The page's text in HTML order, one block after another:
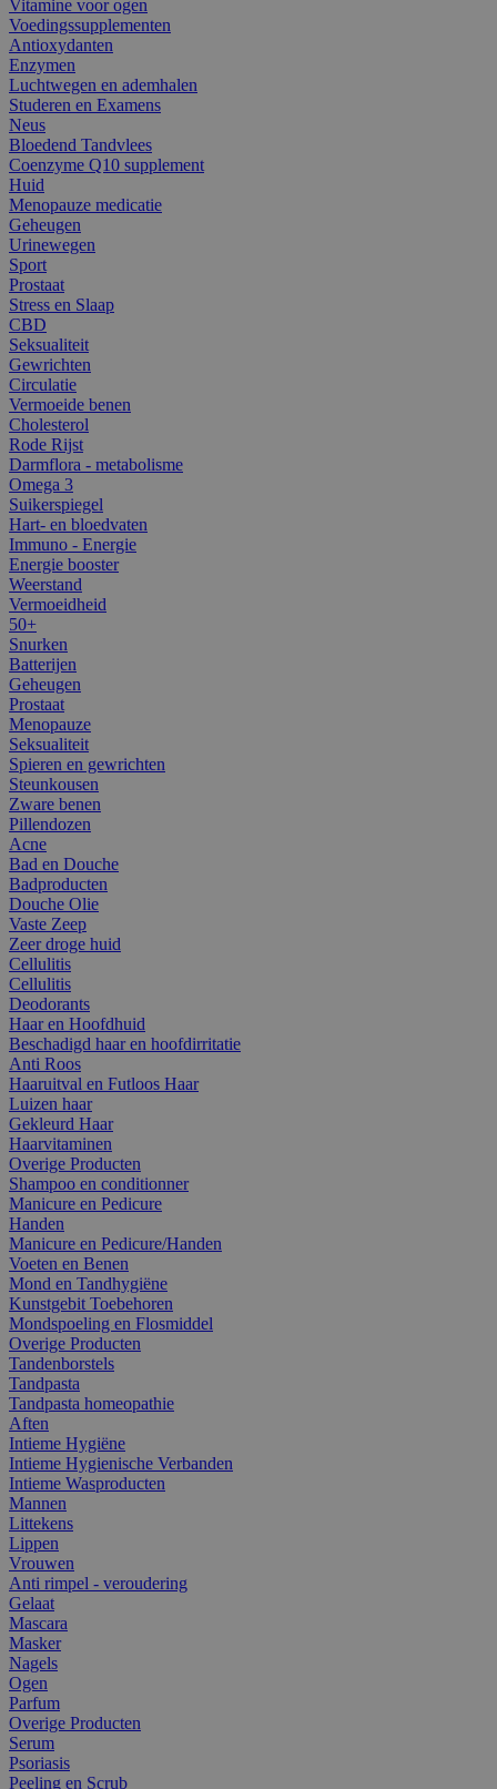
Vitamine voor ogen
Voedingssupplementen
Antioxydanten
Enzymen
Luchtwegen en ademhalen
Studeren en Examens
Neus
Bloedend Tandvlees
Coenzyme Q10 supplement
Huid
Menopauze medicatie
Geheugen
Urinewegen
Sport
Prostaat
Stress en Slaap
CBD
Seksualiteit
Gewrichten
Circulatie
Vermoeide benen
Cholesterol
Rode Rijst
Darmflora - metabolisme
Omega 3
Suikerspiegel
Hart- en bloedvaten
Immuno - Energie
Energie booster
Weerstand
Vermoeidheid
50+
Snurken
Batterijen
Geheugen
Prostaat
Menopauze
Seksualiteit
Spieren en gewrichten
Steunkousen
Zware benen
Pillendozen
Acne
Bad en Douche
Badproducten
Douche Olie
Vaste Zeep
Zeer droge huid
Cellulitis
Cellulitis
Deodorants
Haar en Hoofdhuid
Beschadigd haar en hoofdirritatie
Anti Roos
Haaruitval en Futloos Haar
Luizen haar
Gekleurd Haar
Haarvitaminen
Overige Producten
Shampoo en conditionner
Manicure en Pedicure
Handen
Manicure en Pedicure/Handen
Voeten en Benen
Mond en Tandhygiëne
Kunstgebit Toebehoren
Mondspoeling en Flosmiddel
Overige Producten
Tandenborstels
Tandpasta
Tandpasta homeopathie
Aften
Intieme Hygiëne
Intieme Hygienische Verbanden
Intieme Wasproducten
Mannen
Littekens
Lippen
Vrouwen
Anti rimpel - veroudering
Gelaat
Mascara
Masker
Nagels
Ogen
Parfum
Overige Producten
Serum
Psoriasis
Peeling en Scrub